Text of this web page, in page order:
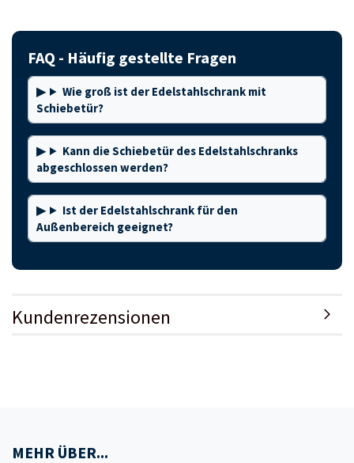
FAQ - Häufig gestellte Fragen
Wie groß ist der Edelstahlschrank mit
Schiebetür?
Kann die Schiebetür des Edelstahlschranks
abgeschlossen werden?
Ist der Edelstahlschrank für den
Außenbereich geeignet?
Kundenrezensionen
MEHR ÜBER...